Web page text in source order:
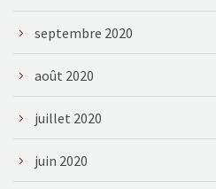
septembre 2020
août 2020
juillet 2020
juin 2020